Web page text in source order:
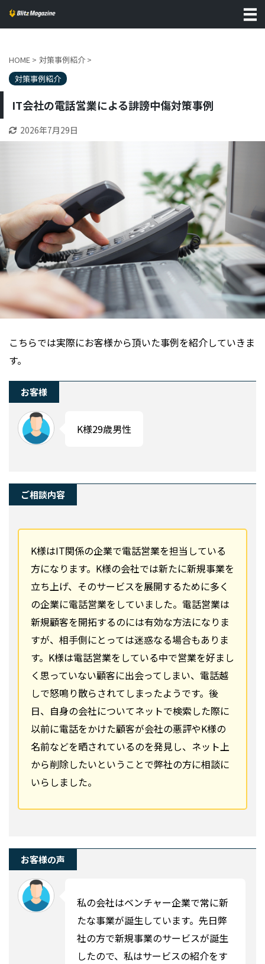
HOME > 対策事例紹介 >
対策事例紹介
IT会社の電話営業による誹謗中傷対策事例
2026年7月29日
こちらでは実際にお客様から頂いた事例を紹介していきま
す。
お客様
K様29歳男性
ご相談内容
K様はIT関係の企業で電話営業を担当している
方になります。K様の会社では新たに新規事業を
立ち上げ、そのサービスを展開するために多く
の企業に電話営業をしていました。電話営業は
新規顧客を開拓するのには有効な方法になりま
すが、相手側にとっては迷惑なる場合もありま
す。K様は電話営業をしている中で営業を好まし
く思っていない顧客に出会ってしまい、電話越
しで怒鳴り散らされてしまったようです。後
日、自身の会社についてネットで検索した際に
以前に電話をかけた顧客が会社の悪評やK様の
名前などを晒されているのを発見し、ネット上
から削除したいということで弊社の方に相談に
いらしました。
お客様の声
私の会社はベンチャー企業で常に新
たな事業が誕生しています。先日弊
社の方で新規事業のサービスが誕生
したので、私はサービスの紹介をす